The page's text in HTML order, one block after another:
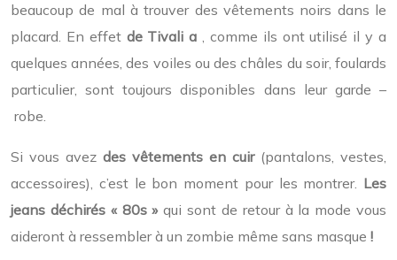
beaucoup de mal à trouver des vêtements noirs dans le
placard. En effet deTivali a, comme ils ont utilisé il y a
quelques années, des voiles ou des châles du soir, foulards
particulier, sont toujours disponibles dans leur garde –
robe.
Si vous avez des vêtements en cuir (pantalons, vestes,
accessoires), c’est le bon moment pour les montrer. Les
jeans déchirés « 80s »qui sont de retour à la mode vous
aideront à ressembler à un zombie même sans masque !